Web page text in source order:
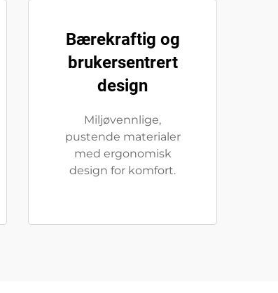
Bærekraftig og
brukersentrert
design
Miljøvennlige,
pustende materialer
med ergonomisk
design for komfort.